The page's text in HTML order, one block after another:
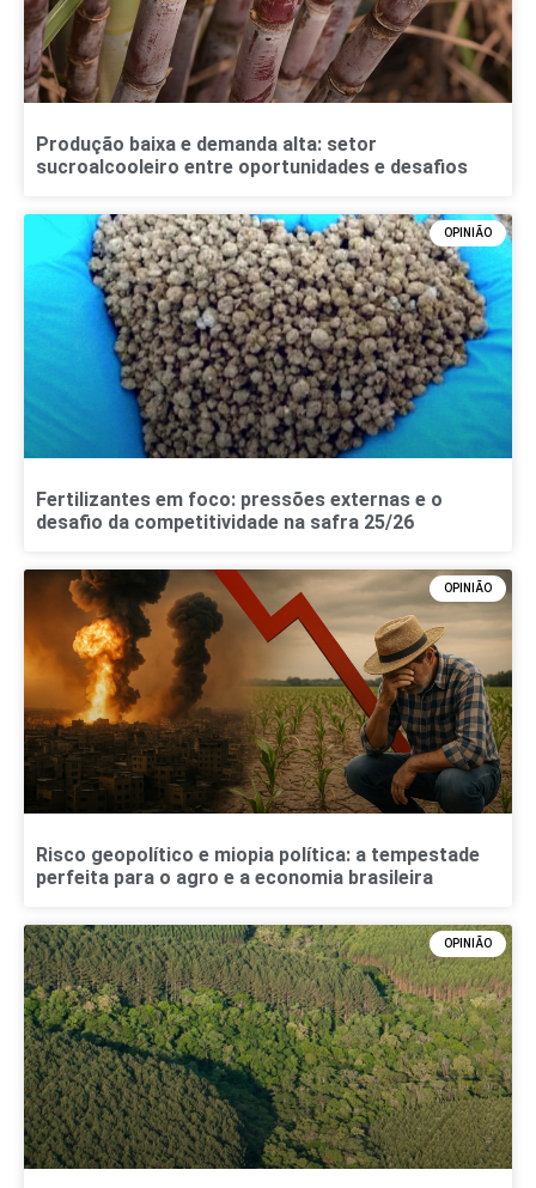
Produção baixa e demanda alta: setor
sucroalcooleiro entre oportunidades e desafios
OPINIÃO
Fertilizantes em foco: pressões externas e o
desafio da competitividade na safra 25/26
OPINIÃO
Risco geopolítico e miopia política: a tempestade
perfeita para o agro e a economia brasileira
OPINIÃO